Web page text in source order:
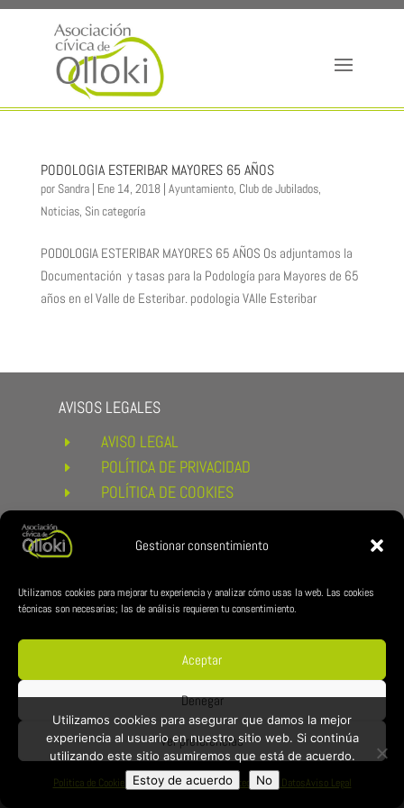
Gestionar consentimiento
Utilizamos cookies para mejorar tu experiencia y analizar cómo usas la web. Las cookies
técnicas son necesarias; las de análisis requieren tu consentimiento.
Aceptar
Denegar
Ver preferencias
Politica de Cookies Política de Privacidad y Protección de DatosAviso Legal
PODOLOGIA ESTERIBAR MAYORES 65 AÑOS
por Sandra| Ene 14, 2018| Ayuntamiento, Club de Jubilados,
Noticias, Sin categoría
PODOLOGIA ESTERIBAR MAYORES 65 AÑOS Os adjuntamos la
Documentación y tasas para la Podología para Mayores de 65
años en el Valle de Esteribar. podologia VAlle Esteribar
AVISOS LEGALES
E AVISO LEGAL
E POLÍTICA DE PRIVACIDAD
E POLÍTICA DE COOKIES
CONDICIONES DE COMPRA Y
ENLACES DE INTERÉS
E AYUNTAMIENTO DE ESTERIBAR
ZUBILAN
REDES CÍVICA
Utilizamos cookies para asegurar que damos la mejor
experiencia al usuario en nuestro sitio web. Si continúa
utilizando este sitio asumiremos que está de acuerdo.
Estoy de acuerdo
No